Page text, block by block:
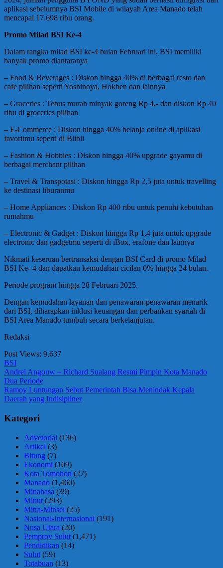
aplikasi sebelumnya BSI Mobile di wilayah Area Manado telah
mencapai 17.698 ribu orang.
Promo Milad BSI Ke-4
Dalam rangka milad BSI ke-4 bulan Februari ini, BSI memiliki
banyak promo diantaranya
– Food & Beverages : Diskon hingga 40% di berbagai resto dan
cafe pilihan seperti Yoshinoya, Hokben dan lainnya
– Groceries : Tebus murah minyak goreng Rp 4,- dan diskon Rp 40
ribu di groceries pilihan
– ⁠E-Commerce : Diskon hingga 40% belanja online di aplikasi
favoritmu seperti di Blibli
– Fashion & Hobbies : Diskon hingga 40% upgrade gayamu di
berbagai merchant pilihan
– ⁠Travel & Transpotasi : Diskon hingga Rp 2,5 juta untuk travelling
ke destinasi liburanmu
– Home Appliances : Diskon Rp 400 ribu untuk penuhi kebutuhan
rumahmu
– ⁠Electronic & Gadget : Diskon hingga Rp 1,4 juta untuk upgrade
electronic dan gadgetmu seperti di iBox, erafone dan lainnya
Nikmati keseruan bertransaksi dengan BSI Card di promo Milad
BSI Ke- 4 dan dapatkan kemudahan cicilan 0% hingga 24 bulan.
Periode program hingga 28 Februari 2025.
Dengan kemudahan layanan dan penawaran-penawaran menarik
dari BSI, diharapkan inklusi keuangan dan perbankan syariah di
BSI Area Manado tumbuh secara berkelanjutan.
Redaksi
Post Views: 9,637
BSI
Navigasi
pos
Previous
Post:
Andrei Angouw – Richard Sualang Resmi Pimpin Kota Manado
Dua Periode
Next
Post:
Ramoy Luntungan Sebut Pemerintah Bisa Menindak Kepala
Daerah yang Indisipliner
Kategori
Advetorial (136)
Artikel (3)
Bitung (7)
Ekonomi (109)
Kota Tomohon (27)
Manado (1,460)
Minahasa (39)
Minut (293)
Mitra-Minsel (25)
Nasional-Internasional (191)
Nusa Utara (20)
Pemprov Sulut (1,471)
Pendidikan (14)
Sulut (59)
Totabuan (13)